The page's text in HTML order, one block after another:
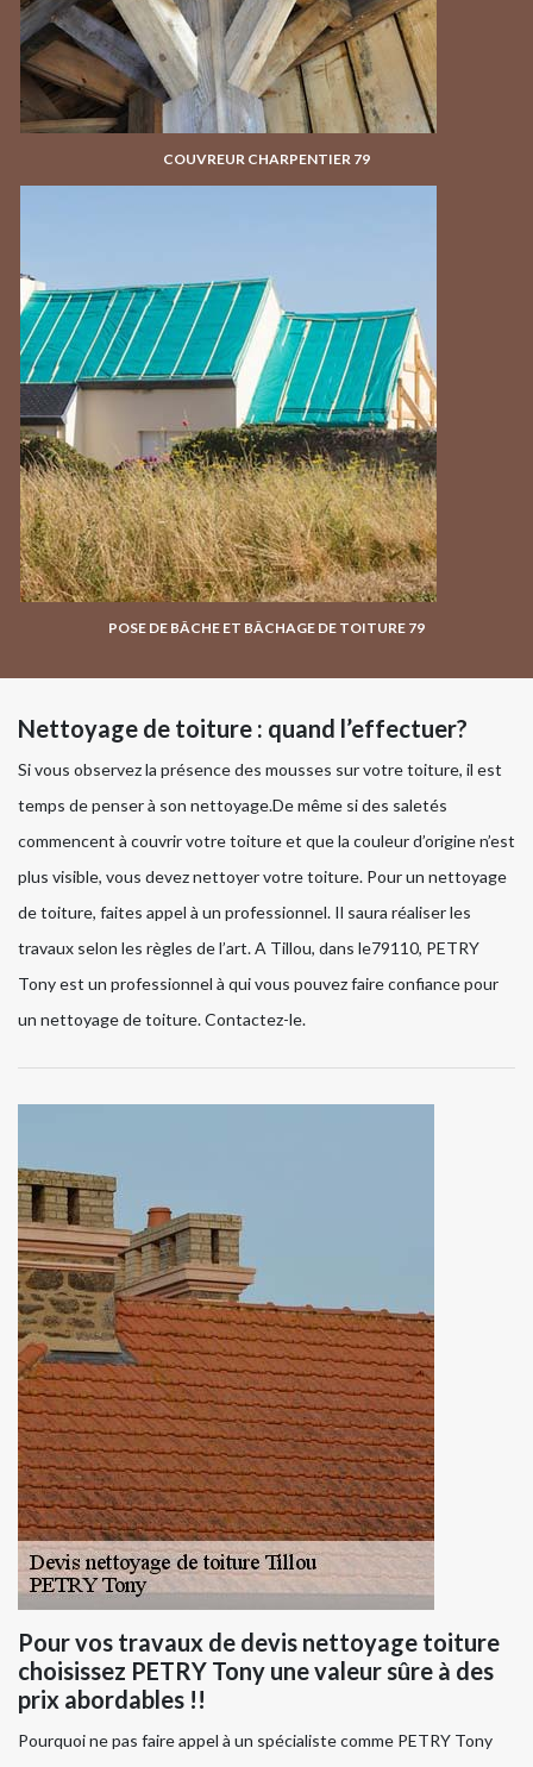
COUVREUR CHARPENTIER 79
POSE DE BÂCHE ET BÂCHAGE DE TOITURE 79
Nettoyage de toiture : quand l’effectuer?
Si vous observez la présence des mousses sur votre toiture, il est
temps de penser à son nettoyage.De même si des saletés
commencent à couvrir votre toiture et que la couleur d’origine n’est
plus visible, vous devez nettoyer votre toiture. Pour un nettoyage
de toiture, faites appel à un professionnel. Il saura réaliser les
travaux selon les règles de l’art. A Tillou, dans le79110, PETRY
Tony est un professionnel à qui vous pouvez faire confiance pour
un nettoyage de toiture. Contactez-le.
Pour vos travaux de devis nettoyage toiture
choisissez PETRY Tony une valeur sûre à des
prix abordables !!
Pourquoi ne pas faire appel à un spécialiste comme PETRY Tony